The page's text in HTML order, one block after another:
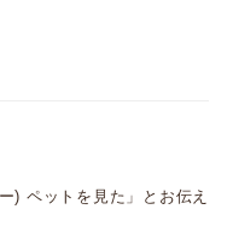
) ペットを見た」とお伝え